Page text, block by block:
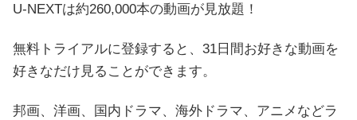
U-NEXTは約260,000本の動画が見放題！
無料トライアルに登録すると、31日間お好きな動画を
好きなだけ見ることができます。
邦画、洋画、国内ドラマ、海外ドラマ、アニメなどラ